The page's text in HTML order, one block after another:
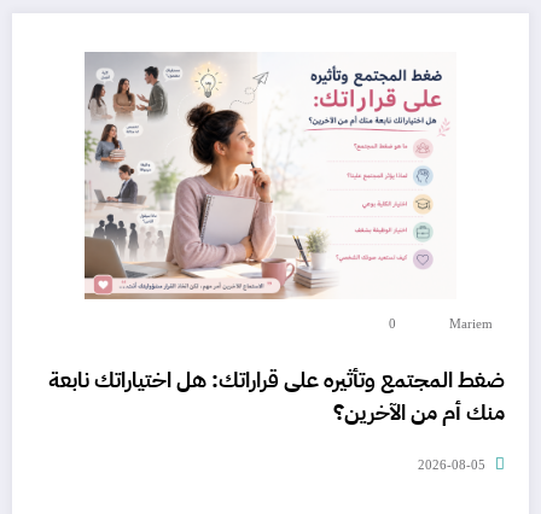
Mariem
0
ضغط المجتمع وتأثيره على قراراتك: هل اختياراتك نابعة
منك أم من الآخرين؟
2026-08-05